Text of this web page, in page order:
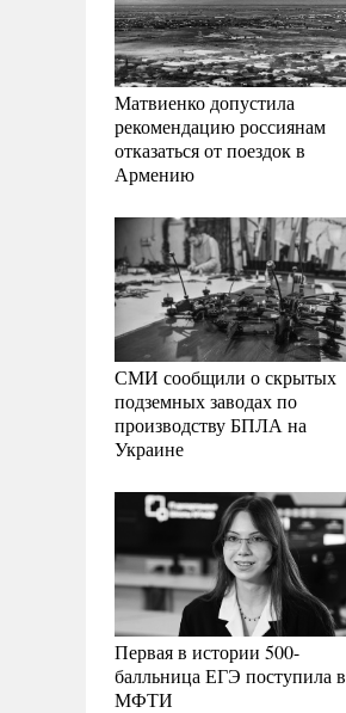
Матвиенко допустила
рекомендацию россиянам
отказаться от поездок в
Армению
СМИ сообщили о скрытых
подземных заводах по
производству БПЛА на
Украине
Первая в истории 500-
балльница ЕГЭ поступила в
МФТИ